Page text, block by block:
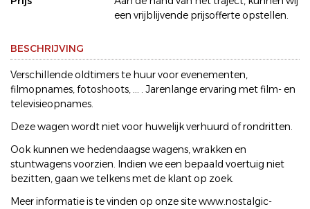
een vrijblijvende prijsofferte opstellen.
BESCHRIJVING
Verschillende oldtimers te huur voor evenementen,
filmopnames, fotoshoots, ... . Jarenlange ervaring met film- en
televisieopnames.
Deze wagen wordt niet voor huwelijk verhuurd of rondritten.
Ook kunnen we hedendaagse wagens, wrakken en
stuntwagens voorzien. Indien we een bepaald voertuig niet
bezitten, gaan we telkens met de klant op zoek.
Meer informatie is te vinden op onze site www.nostalgic-